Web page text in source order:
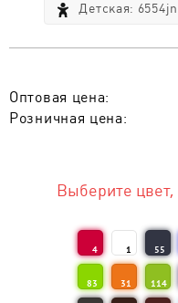
Детская: 6554jn
Оптовая цена:
Розничная цена:
Тираж от 11 шт. :
Выберите цвет,
4 1 55
83 31 114